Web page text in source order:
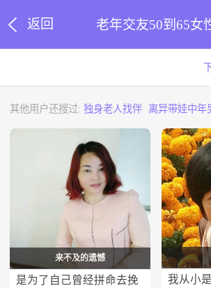
返回 老年交友50到65女
其他用户还搜过:独身老人找伴 离异带娃中年
来不及的遗憾
是为了自己曾经拼命去挽
我从小